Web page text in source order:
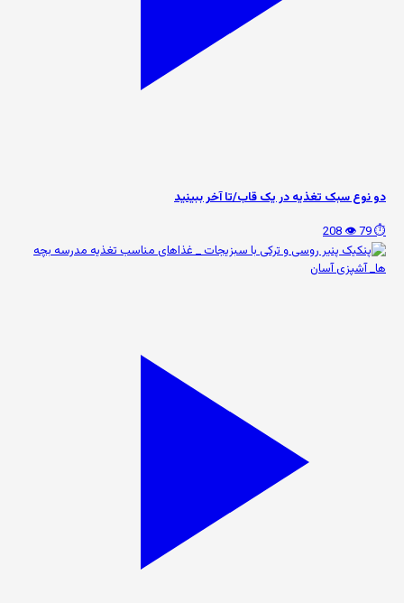
دو نوع سبک تغذیه در یک قاب/تا آخر ببینید
⏱️ 79
👁️ 208